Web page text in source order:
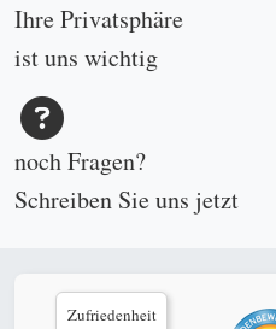
Ihre Privatsphäre
ist uns wichtig
noch Fragen?
Schreiben Sie uns jetzt
Zufriedenheit